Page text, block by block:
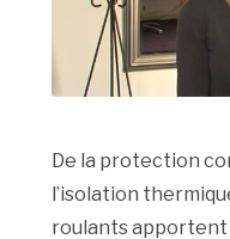
De la protection
l’isolation
roulants apportent